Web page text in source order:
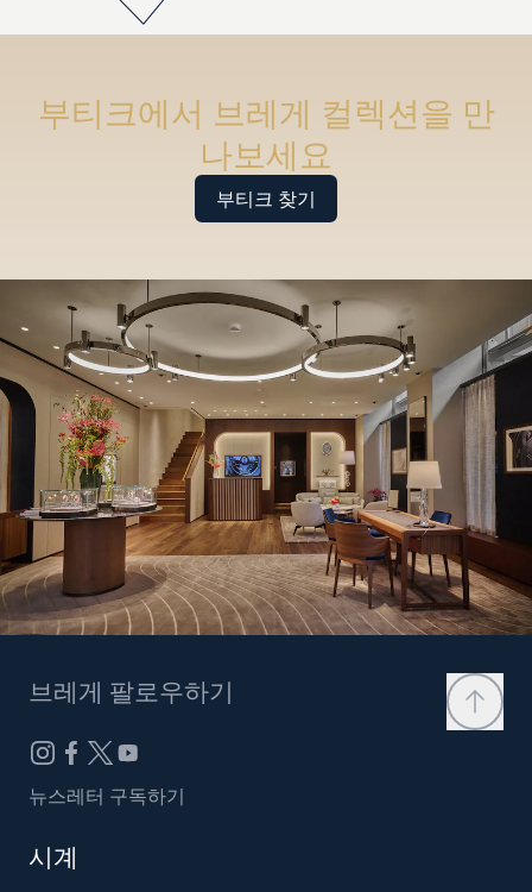
부티크에서 브레게 컬렉션을 만
나보세요
부티크 찾기
브레게 팔로우하기
뉴스레터 구독하기
시계